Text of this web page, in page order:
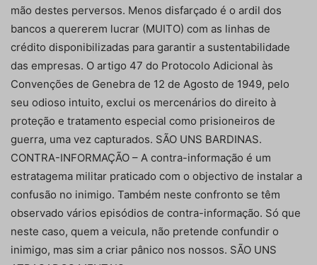
mão destes perversos. Menos disfarçado é o ardil dos
bancos a quererem lucrar (MUITO) com as linhas de
crédito disponibilizadas para garantir a sustentabilidade
das empresas. O artigo 47 do Protocolo Adicional às
Convenções de Genebra de 12 de Agosto de 1949, pelo
seu odioso intuito, exclui os mercenários do direito à
proteção e tratamento especial como prisioneiros de
guerra, uma vez capturados. SÃO UNS BARDINAS.
CONTRA-INFORMAÇÃO – A contra-informação é um
estratagema militar praticado com o objectivo de instalar a
confusão no inimigo. Também neste confronto se têm
observado vários episódios de contra-informação. Só que
neste caso, quem a veicula, não pretende confundir o
inimigo, mas sim a criar pânico nos nossos. SÃO UNS